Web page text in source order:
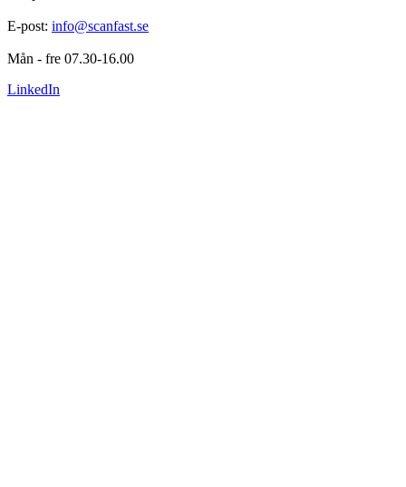
E-post: info@scanfast.se
Mån - fre 07.30-16.00
LinkedIn